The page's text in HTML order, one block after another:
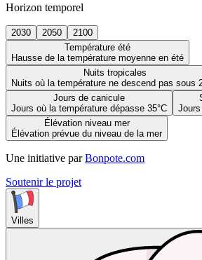
Horizon temporel
2030 2050
2100
Température été
Hausse de la température moyenne en été
Nuits tropicales
Nuits où la température ne descend pas sous
Jours de canicule
Jours où la température dépasse 35°C
Élévation niveau mer
Élévation prévue du niveau de la mer
Une initiative par Bonpote.com
Soutenir le projet
Villes